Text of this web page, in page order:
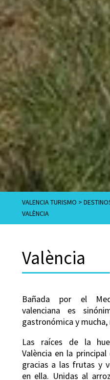
VALENCIA TURISMO >
VALÈNCIA
València
Bañada por el
valenciana es
gastronómica y
Las raíces de la
València en la
gracias a las frutas y
en ella. Unidas al